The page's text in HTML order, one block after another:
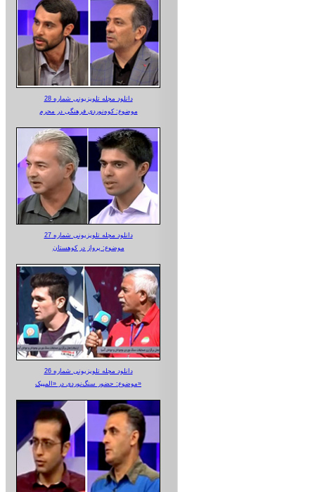
دانلود مجله تلویزیونی شماره 28
موضوع: کوه‌نوردی فرهنگی در محرم
دانلود مجله تلویزیونی شماره 27
موضوع: پرواز در کوهستان
دانلود مجله تلویزیونی شماره 26
موضوع: حضور سنگ‌نوردی در «المپیک»